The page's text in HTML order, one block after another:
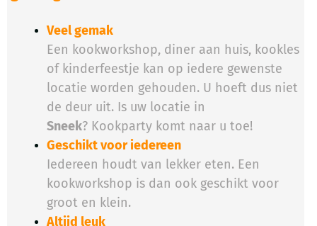
Veel gemak
Een kookworkshop, diner aan huis, kookles
of kinderfeestje kan op iedere gewenste
locatie worden gehouden. U hoeft dus niet
de deur uit. Is uw locatie in
Sneek? Kookparty komt naar u toe!
Geschikt voor iedereen
Iedereen houdt van lekker eten. Een
kookworkshop is dan ook geschikt voor
groot en klein.
Altijd leuk